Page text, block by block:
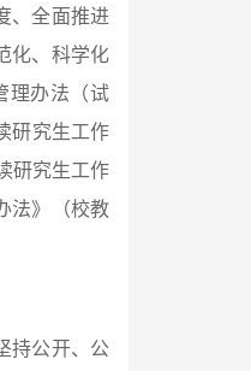
、全面推进
化、科学化
理办法（试
研究生工作
研究生工作
法》（校教
持公开、公